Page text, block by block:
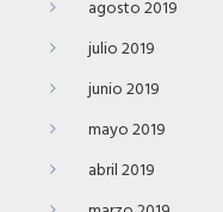
agosto 2019
julio 2019
junio 2019
mayo 2019
abril 2019